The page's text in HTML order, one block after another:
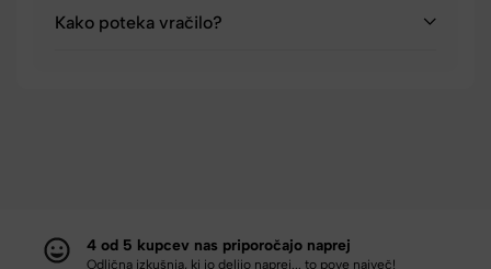
Kako poteka vračilo?
4 od 5 kupcev nas priporočajo naprej
Odlična izkušnja, ki jo delijo naprej... to pove največ!